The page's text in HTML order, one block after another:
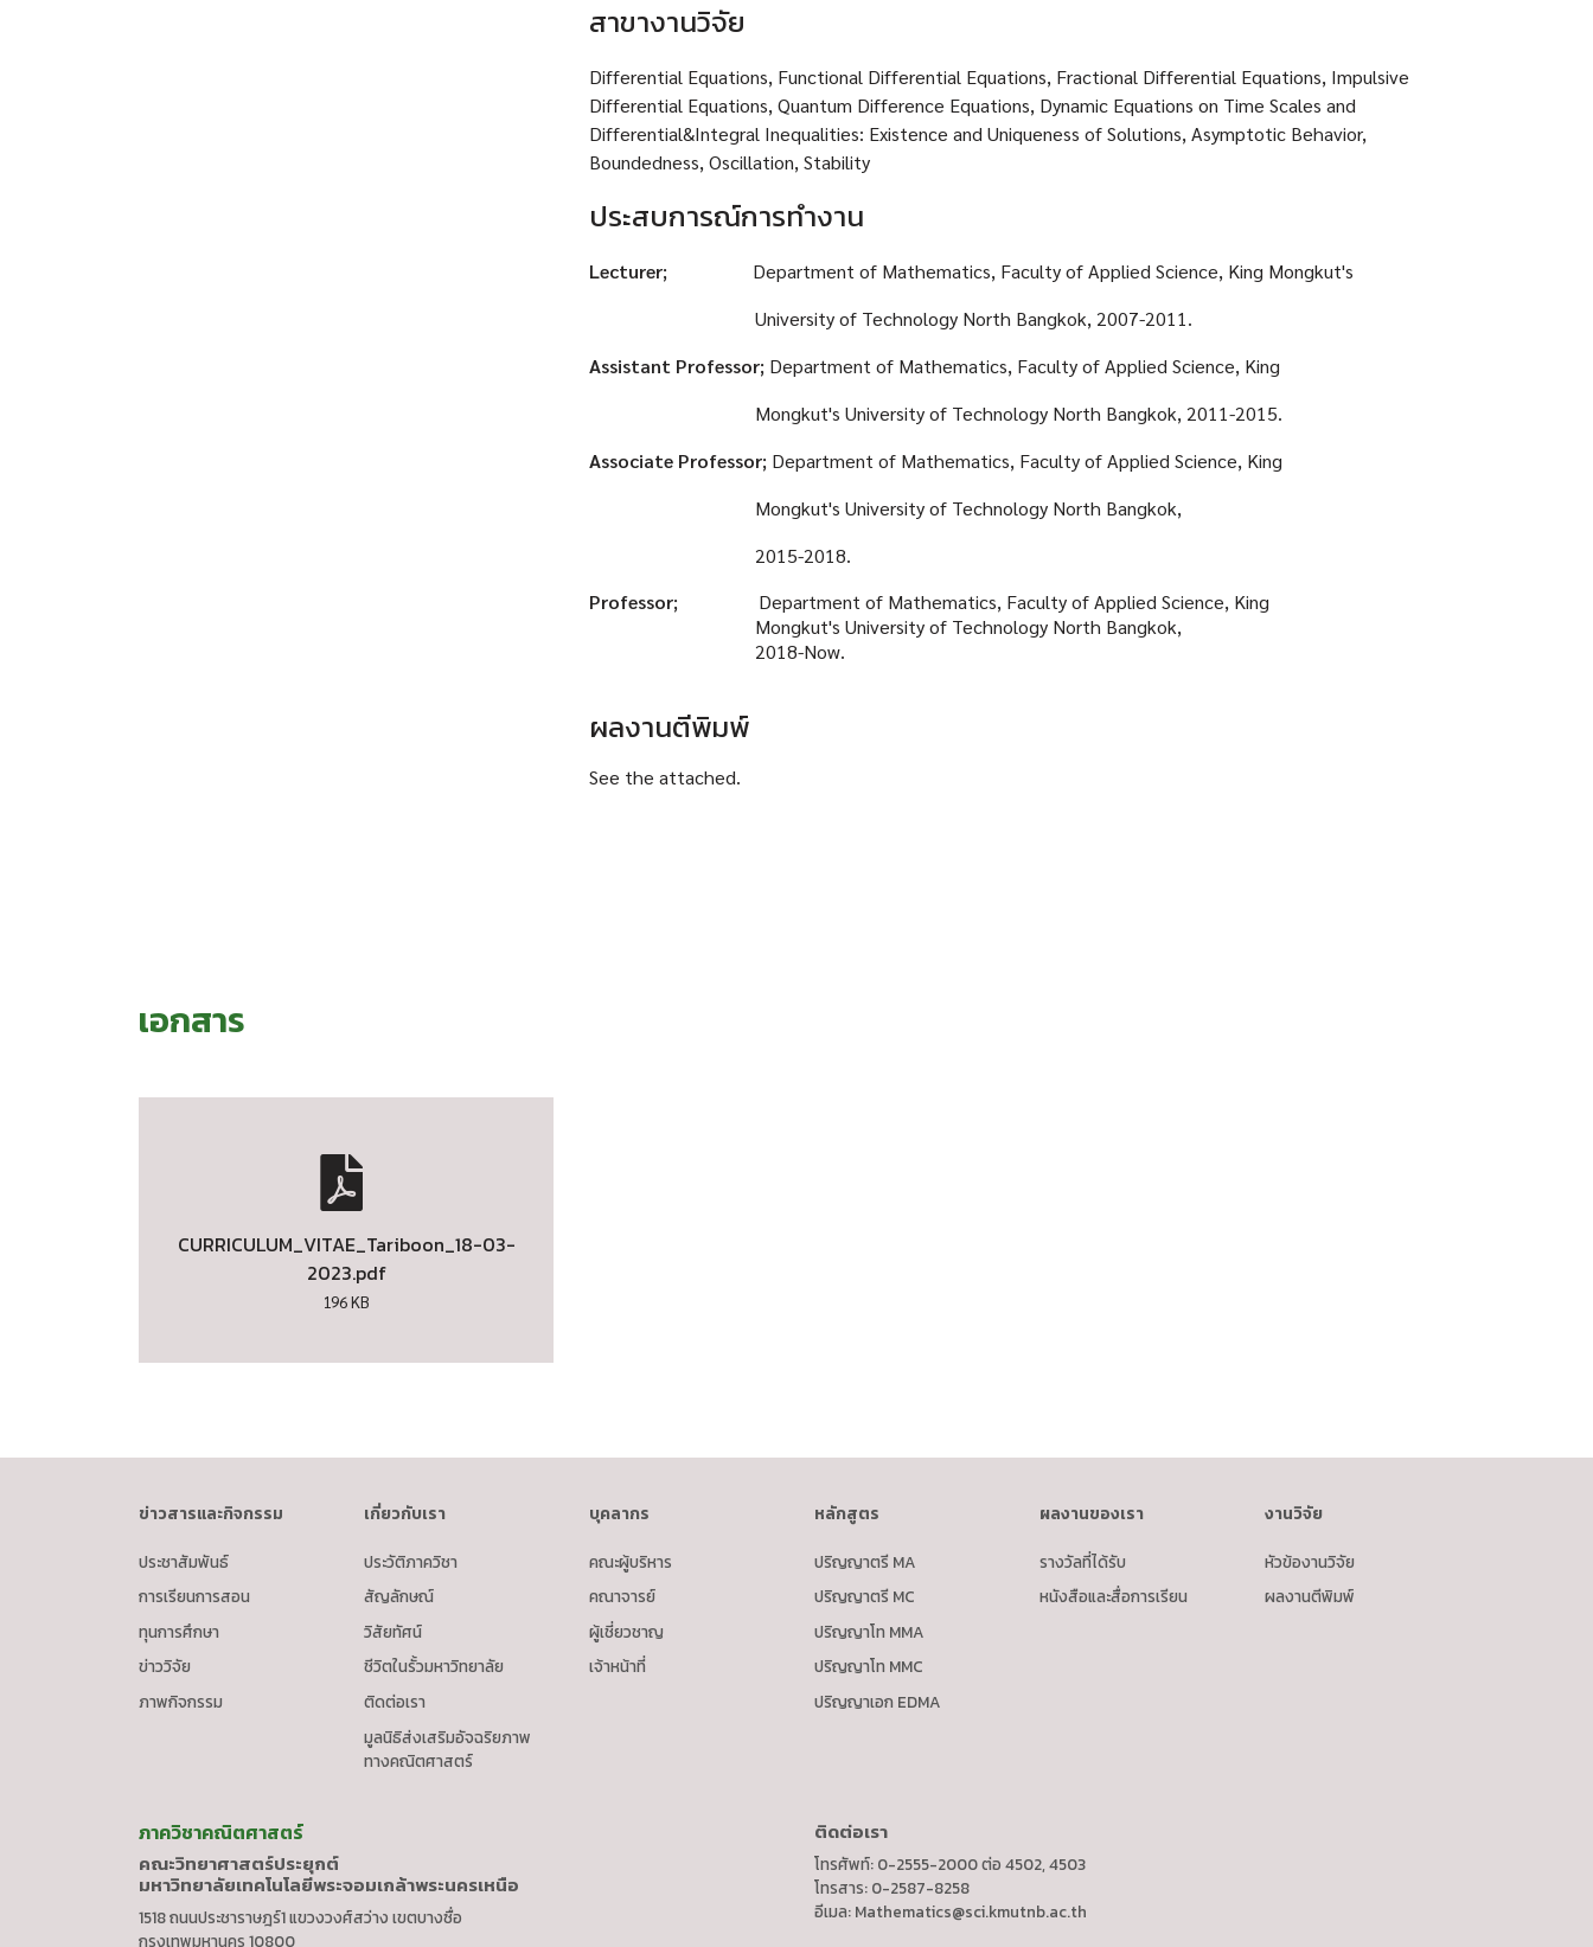
สาขางานวิจัย
Differential Equations, Functional Differential Equations, Fractional Differential Equations, Impulsive
Differential Equations, Quantum Difference Equations, Dynamic Equations on Time Scales and
Differential&Integral Inequalities: Existence and Uniqueness of Solutions, Asymptotic Behavior,
Boundedness, Oscillation, Stability
ประสบการณ์การทำงาน
Lecturer;
Department of Mathematics, Faculty of Applied Science, King Mongkut's
University of Technology North Bangkok, 2007-2011.
Assistant Professor; Department of Mathematics, Faculty of Applied Science, King
Mongkut's University of Technology North Bangkok, 2011-2015.
Associate Professor; Department of Mathematics, Faculty of Applied Science, King
Mongkut's University of Technology North Bangkok,
2015-2018.
Professor; Department of Mathematics, Faculty of Applied Science, King
Mongkut's University of Technology North Bangkok,
2018-Now.
ผลงานตีพิมพ์
See the attached.
เอกสาร
CURRICULUM_VITAE_Tariboon_18-03-
2023.pdf
196 KB
ข่าวสารและกิจกรรม
ประชาสัมพันธ์
การเรียนการสอน
ทุนการศึกษา
ข่าววิจัย
ภาพกิจกรรม
เกี่ยวกับเรา
ประวัติภาควิชา
สัญลักษณ์
วิสัยทัศน์
ชีวิตในรั้วมหาวิทยาลัย
ติดต่อเรา
มูลนิธิส่งเสริมอัจฉริยภาพ
ทางคณิตศาสตร์
บุคลากร
คณะผู้บริหาร
คณาจารย์
ผู้เชี่ยวชาญ
เจ้าหน้าที่
หลักสูตร
ปริญญาตรี MA
ปริญญาตรี MC
ปริญญาโท MMA
ปริญญาโท MMC
ปริญญาเอก EDMA
ผลงานของเรา
รางวัลที่ได้รับ
หนังสือและสื่อการเรียน
งานวิจัย
หัวข้องานวิจัย
ผลงานตีพิมพ์
ภาควิชาคณิตศาสตร์
คณะวิทยาศาสตร์ประยุกต์
มหาวิทยาลัยเทคโนโลยีพระจอมเกล้าพระนครเหนือ
1518 ถนนประชาราษฎร์1 แขวงวงศ์สว่าง เขตบางซื่อ
กรุงเทพมหานคร 10800
ติดต่อเรา
โทรศัพท์: 0-2555-2000 ต่อ 4502, 4503
โทรสาร: 0-2587-8258
อีเมล: Mathematics@sci.kmutnb.ac.th